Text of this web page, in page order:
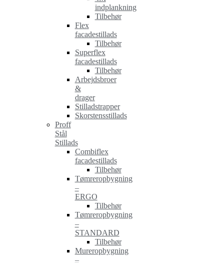
indplankning
Tilbehør
Flex
facadestillads
Tilbehør
Superflex
facadestillads
Tilbehør
Arbejdsbroer
&
drager
Stilladstrapper
Skorstensstillads
Proff
Stål
Stillads
Combiflex
facadestillads
Tilbehør
Tømreropbygning
–
ERGO
Tilbehør
Tømreropbygning
–
STANDARD
Tilbehør
Mureropbygning
–